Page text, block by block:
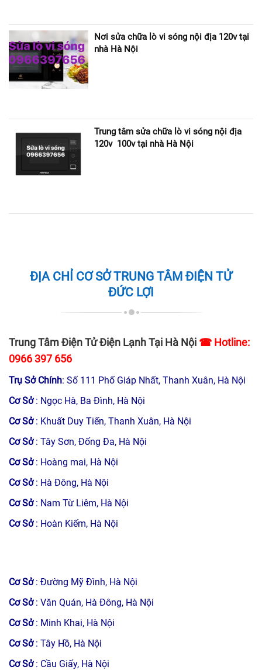
Nơi sửa chữa lò vi sóng nội địa 120v tại
nhà Hà Nội
Trung tâm sửa chữa lò vi sóng nội địa
120v 100v tại nhà Hà Nội
ĐỊA CHỈ CƠ SỞ TRUNG TÂM ĐIỆN TỬ
ĐỨC LỢI
Trung Tâm Điện Tử Điện Lạnh Tại Hà Nội ☎ Hotline:
0966 397 656
Trụ Sở Chính: Số 111 Phố Giáp Nhất, Thanh Xuân, Hà Nội
Cơ Sở : Ngọc Hà, Ba Đình, Hà Nội
Cơ Sở : Khuất Duy Tiến, Thanh Xuân, Hà Nội
Cơ Sở : Tây Sơn, Đống Đa, Hà Nội
Cơ Sở: Hoàng mai, Hà Nội
Cơ Sở : Hà Đông, Hà Nội
Cơ Sở : Nam Từ Liêm, Hà Nội
Cơ Sở : Hoàn Kiếm, Hà Nội
Cơ Sở : Đường Mỹ Đình, Hà Nội
Cơ Sở : Văn Quán, Hà Đông, Hà Nội
Cơ Sở : Minh Khai, Hà Nội
Cơ Sở : Tây Hồ, Hà Nội
Cơ Sở: Cầu Giấy, Hà Nội